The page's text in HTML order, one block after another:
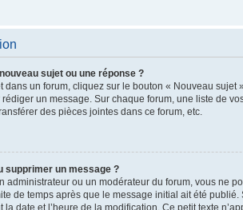
sujet ou une réponse ?
dans un forum, cliquez sur le bouton « Nouveau
un message. Sur chaque forum, une liste de
des pièces jointes dans ce forum, etc.
supprimer un message ?
administrateur ou un modérateur du forum, vous ne
de temps après que le message initial ait été
la date et l’heure de la modification. Ce petit texte